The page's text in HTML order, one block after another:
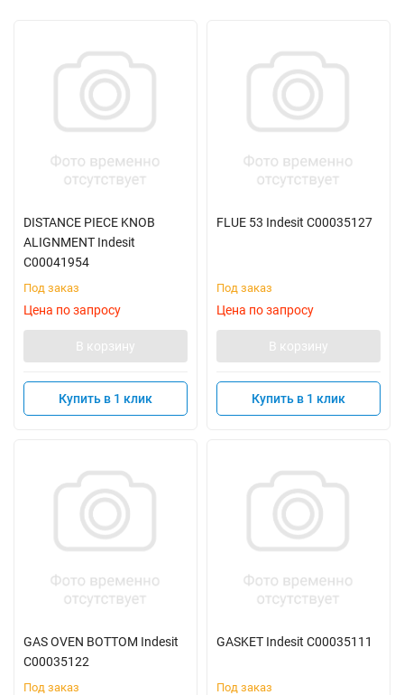
DISTANCE PIECE KNOB
ALIGNMENT Indesit
C00041954
Под заказ
Цена по запросу
В корзину
Купить в 1 клик
FLUE 53 Indesit C00035127
Под заказ
Цена по запросу
В корзину
Купить в 1 клик
GAS OVEN BOTTOM Indesit
C00035122
Под заказ
GASKET Indesit C00035111
Под заказ